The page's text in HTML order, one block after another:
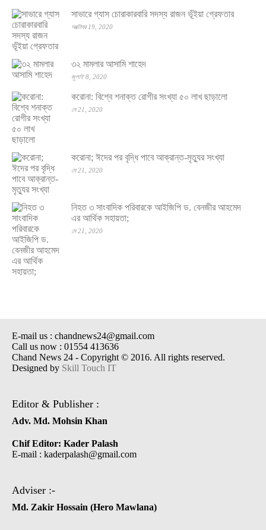
সাভারে গ্যাস চোরাকারবারি সদস্য রাজন ভূঁইয়া গ্রেফতার
অক্টোবর 19, 2020
৩২ মামলার আসামি শাহেদ
জুলাই 8, 2020
করোনা: বিশ্বে শনাক্ত রোগীর সংখ্যা ৫০ লাখ ছাড়ালো
মে 21, 2020
করোনা; ঈদের পর বৃদ্ধি পাবে আক্রান্ত-মৃত্যুর সংখ্যা
মে 21, 2020
নিহত ৩ সাংবাদিক পরিবারকে আইজিপি ড. বেনজীর আহমেদ
এর আর্থিক সহায়তা;
মে 21, 2020
E-mail us : chandnews24@gmail.com
Call us now : 01554 413636
Chand News 24 - Copyright © 2016. All rights reserved.
Designed by Skill Touch IT
Editor & Publisher :
Adv. Md. Mohsin Khan
Chif Editor: Kader Palash
E-mail : kaderpalash@gmail.com
Adviser :-
Md. Zakir Hossain (Hero Mawlana)